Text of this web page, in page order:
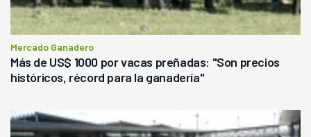
Mercado Ganadero
Más de US$ 1000 por vacas preñadas: "Son precios
históricos, récord para la ganadería"